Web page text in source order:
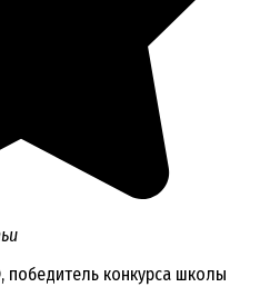
конкурса школы